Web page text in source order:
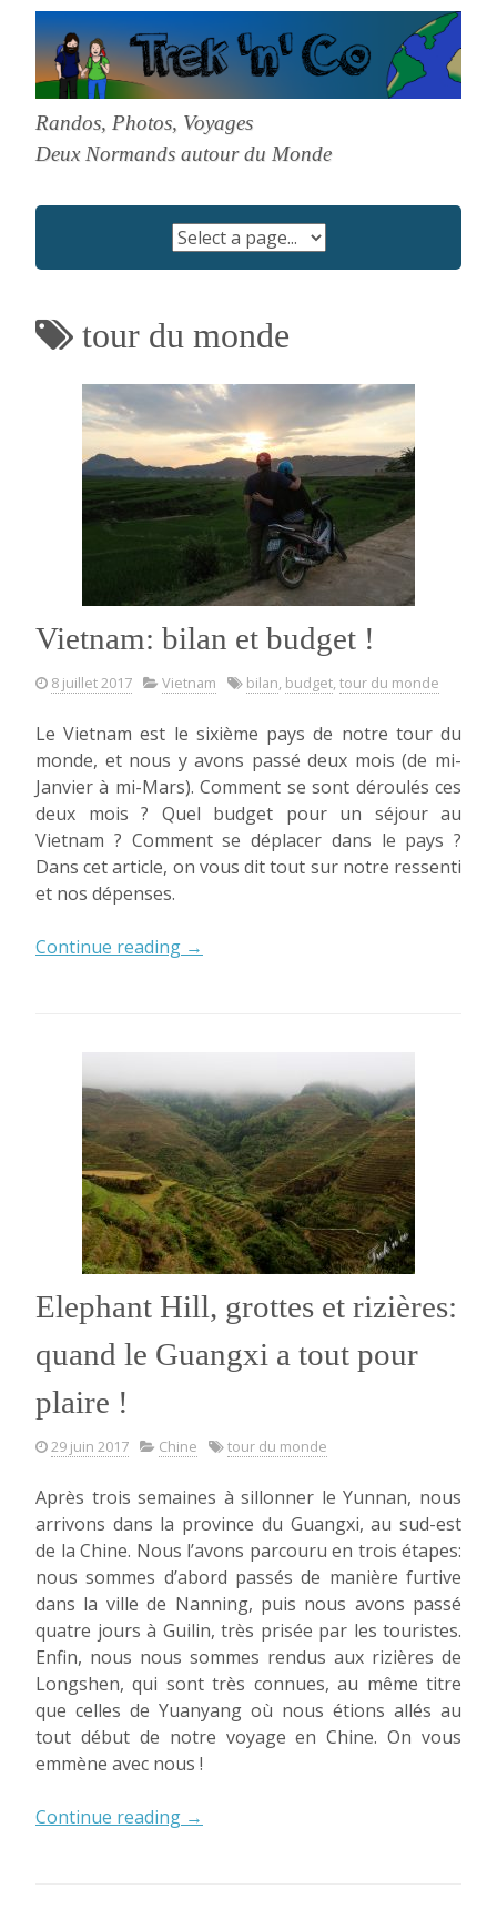
content
Randos, Photos, Voyages
Deux Normands autour du Monde
tour du monde
Vietnam: bilan et budget !
8 juillet 2017 Vietnam bilan, budget, tour du monde
Le Vietnam est le sixième pays de notre tour du
monde, et nous y avons passé deux mois (de mi-
Janvier à mi-Mars). Comment se sont déroulés ces
deux mois ? Quel budget pour un séjour au
Vietnam ? Comment se déplacer dans le pays ?
Dans cet article, on vous dit tout sur notre ressenti
et nos dépenses.
Continue reading « Vietnam:
→
Elephant Hill, grottes et rizières:
quand le Guangxi a tout pour
plaire !
29 juin 2017 Chine tour du monde
Après trois semaines à sillonner le Yunnan, nous
arrivons dans la province du Guangxi, au sud-est
de la Chine. Nous l’avons parcouru en trois étapes:
nous sommes d’abord passés de manière furtive
dans la ville de Nanning, puis nous avons passé
quatre jours à Guilin, très prisée par les touristes.
Enfin, nous nous sommes rendus aux rizières de
Longshen, qui sont très connues, au même titre
que celles de Yuanyang où nous étions allés au
tout début de notre voyage en Chine. On vous
emmène avec nous !
Continue reading « Elephant
→